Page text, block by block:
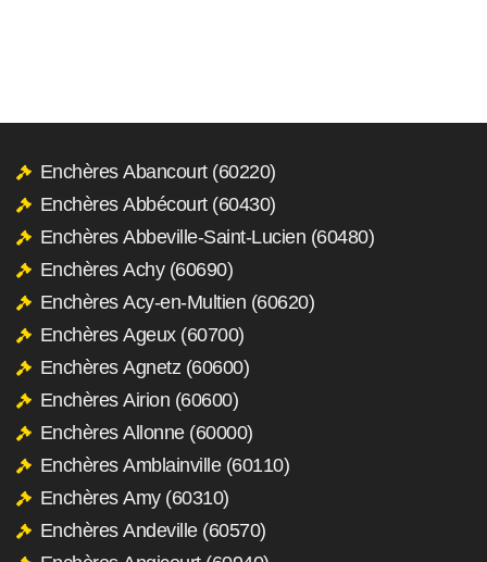
Enchères Abancourt (60220)
Enchères Abbécourt (60430)
Enchères Abbeville-Saint-Lucien (60480)
Enchères Achy (60690)
Enchères Acy-en-Multien (60620)
Enchères Ageux (60700)
Enchères Agnetz (60600)
Enchères Airion (60600)
Enchères Allonne (60000)
Enchères Amblainville (60110)
Enchères Amy (60310)
Enchères Andeville (60570)